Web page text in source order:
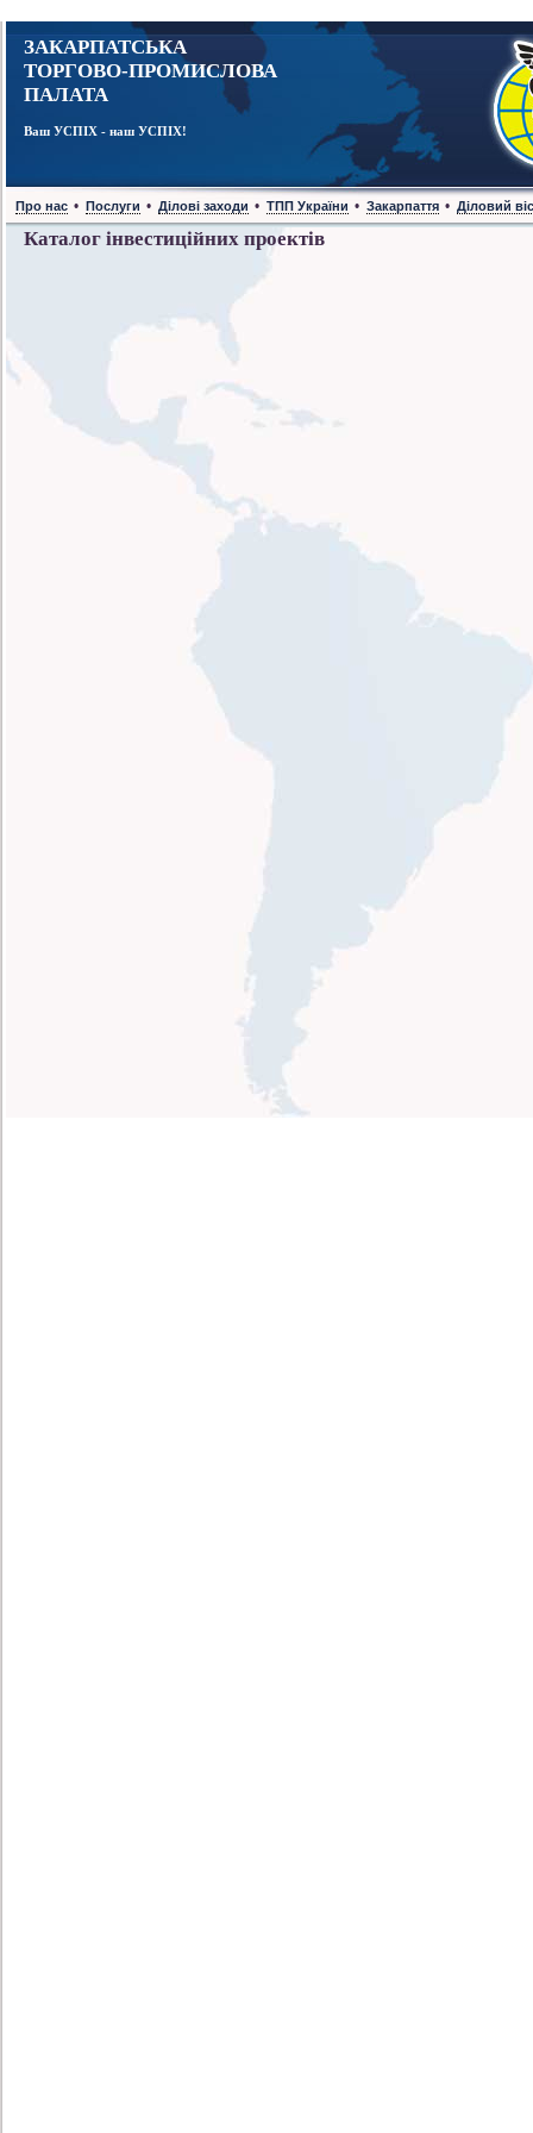
ЗАКАРПАТСЬКА
ТОРГОВО-ПРОМИСЛОВА
ПАЛАТА
Ваш УСПІХ - наш УСПІХ!
Про нас • Послуги • Ділові заходи • ТПП України • Закарпаття • Діловий
Каталог інвестиційних проектів